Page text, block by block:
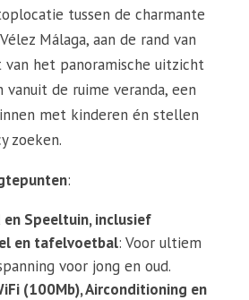
tussen de charmante
Málaga, aan de rand van
van het panoramische uitzicht
de ruime veranda, een
met kinderen én stellen
zoeken.
:
en Speeltuin, inclusief
en tafelvoetbal: Voor ultiem
voor jong en oud.
(100Mb), Airconditioning en